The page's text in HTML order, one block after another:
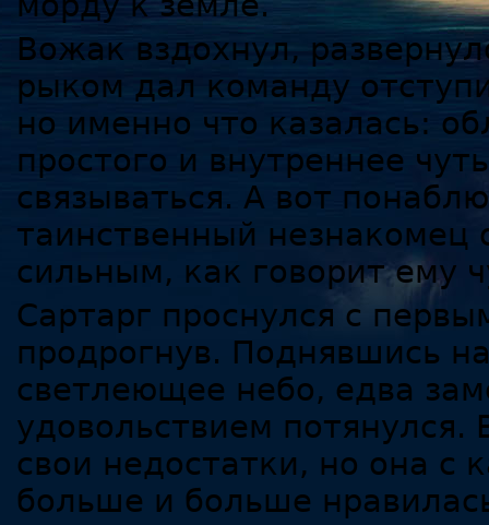
Вожак вздохнул,
рыком дал команду
но именно что казалась:
простого и внутреннее
связываться. А вот
таинственный незнакомец
сильным, как говорит ему
Сартарг проснулся с
продрогнув. Поднявшись
светлеющее небо, едва
удовольствием
свои недостатки, но она с
больше и больше